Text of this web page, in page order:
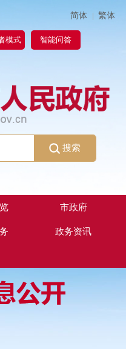
简体 | 繁体
模式 智能问答
搜索
市政府
政务资讯